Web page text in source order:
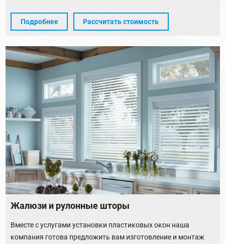
Подробнее Рассчитать стоимость
Жалюзи и рулонные шторы
Вместе с услугами установки пластиковых окон наша
компания готова предложить вам изготовление и монтаж